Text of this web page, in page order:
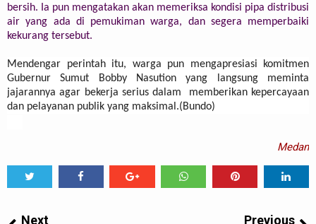
bersih. Ia pun mengatakan akan memeriksa kondisi pipa distribusi
air yang ada di pemukiman warga, dan segera memperbaiki
kekurang tersebut.
Mendengar perintah itu, warga pun mengapresiasi komitmen
Gubernur Sumut Bobby Nasution yang langsung meminta
jajarannya agar bekerja serius dalam memberikan kepercayaan
dan pelayanan publik yang maksimal.(Bundo)
Medan
Next Previous